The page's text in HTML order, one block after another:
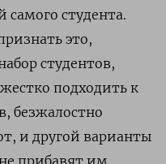
самого студента.
это,
студентов,
подходить к
безжалостно
и другой варианты